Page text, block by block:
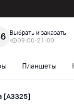
Выбрать и заказать
09:00-21:00
Планшеты
[A3325]